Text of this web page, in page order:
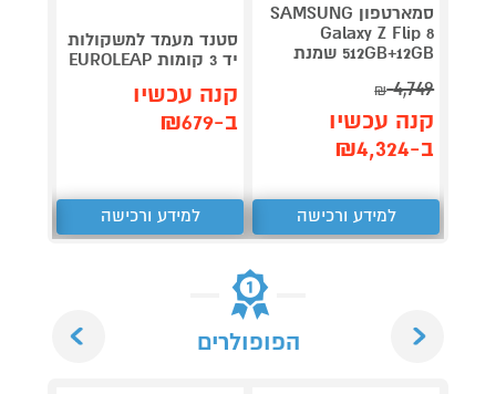
סמארטפון SAMSUNG
Galaxy Z Flip 8
512GB+12GB שמנת
4,749
₪
קנה עכשיו
ב-₪4,324
למידע ורכישה
סטנד מעמד למשקולות
יד 3 קומות EUROLEAP
קנה עכשיו
ב-₪679
למידע ורכישה
הפופולרים